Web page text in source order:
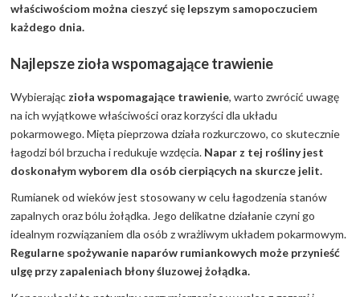
właściwościom można cieszyć się lepszym samopoczuciem
każdego dnia.
Najlepsze zioła wspomagające trawienie
Wybierając zioła wspomagające trawienie, warto zwrócić uwagę
na ich wyjątkowe właściwości oraz korzyści dla układu
pokarmowego. Mięta pieprzowa działa rozkurczowo, co skutecznie
łagodzi ból brzucha i redukuje wzdęcia. Napar z tej rośliny jest
doskonałym wyborem dla osób cierpiących na skurcze jelit.
Rumianek od wieków jest stosowany w celu łagodzenia stanów
zapalnych oraz bólu żołądka. Jego delikatne działanie czyni go
idealnym rozwiązaniem dla osób z wrażliwym układem pokarmowym.
Regularne spożywanie naparów rumiankowych może przynieść
ulgę przy zapaleniach błony śluzowej żołądka.